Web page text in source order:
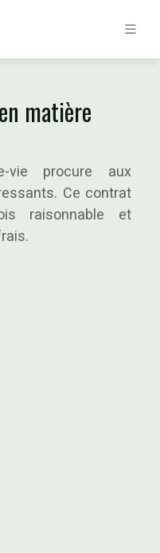
matière
vie procure aux
Ce contrat
raisonnable et